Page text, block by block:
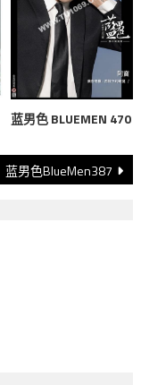
蓝男色 BLUEMEN 470
蓝男色BlueMen387